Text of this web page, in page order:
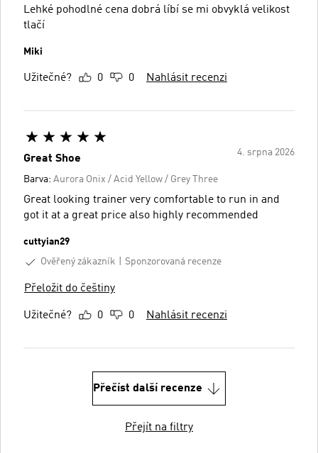
Lehké pohodlné cena dobrá líbí se mi obvyklá velikost
tlačí
Miki
Užitečné? 0 0 Nahlásit recenzi
4. srpna 2026
Great Shoe
Barva: Aurora Onix / Acid Yellow / Grey Three
Great looking trainer very comfortable to run in and
got it at a great price also highly recommended
cuttyian29
Ověřený zákazník
Sponzorovaná recenze
Přeložit do češtiny
Užitečné? 0 0 Nahlásit recenzi
Přečíst další recenze
Přejít na filtry